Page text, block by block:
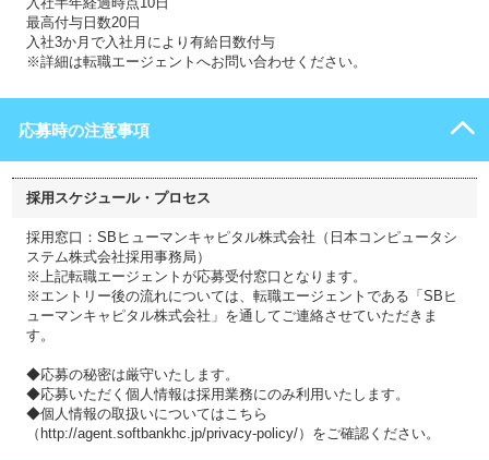
最高付与日数20日
入社3か月で入社月により有給日数付与
※詳細は転職エージェントへお問い合わせください。
応募時の注意事項
採用スケジュール・プロセス
採用窓口：SBヒューマンキャピタル株式会社（日本コンピュータシ
ステム株式会社採用事務局）
※上記転職エージェントが応募受付窓口となります。
※エントリー後の流れについては、転職エージェントである「SBヒ
ューマンキャピタル株式会社」を通してご連絡させていただきま
す。
◆応募の秘密は厳守いたします。
◆応募いただく個人情報は採用業務にのみ利用いたします。
◆個人情報の取扱いについてはこちら
（http://agent.softbankhc.jp/privacy-policy/）をご確認ください。